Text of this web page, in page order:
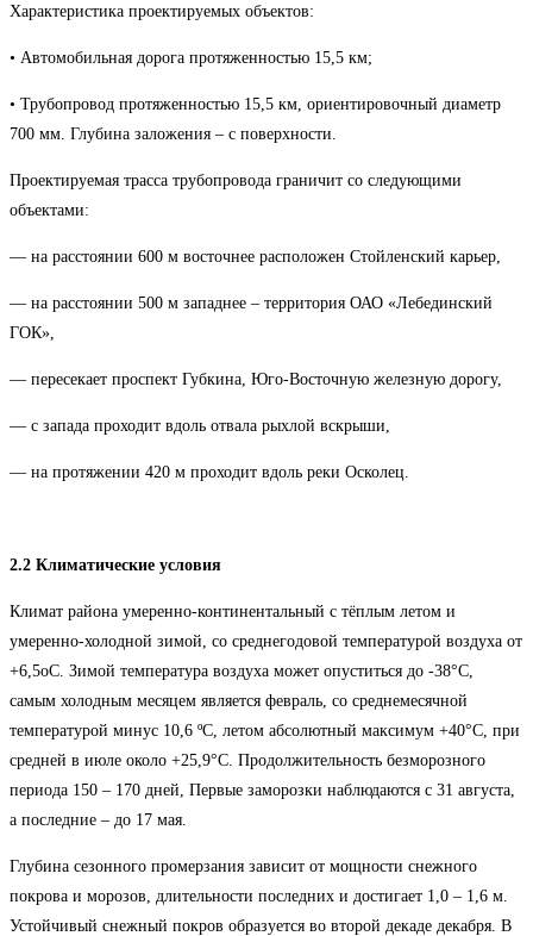
Характеристика проектируемых объектов:
• Автомобильная дорога протяженностью 15,5 км;
• Трубопровод протяженностью 15,5 км, ориентировочный диаметр
700 мм. Глубина заложения – с поверхности.
Проектируемая трасса трубопровода граничит со следующими
объектами:
— на расстоянии 600 м восточнее расположен Стойленский карьер,
— на расстоянии 500 м западнее – территория ОАО «Лебединский
ГОК»,
— пересекает проспект Губкина, Юго-Восточную железную дорогу,
— с запада проходит вдоль отвала рыхлой вскрыши,
— на протяжении 420 м проходит вдоль реки Осколец.
2.2 Климатические условия
Климат района умеренно-континентальный с тёплым летом и
умеренно-холодной зимой, со среднегодовой температурой воздуха от
+6,5оС. Зимой температура воздуха может опуститься до -38°С,
самым холодным месяцем является февраль, со среднемесячной
температурой минус 10,6 ºС, летом абсолютный максимум +40°С, при
средней в июле около +25,9°С. Продолжительность безморозного
периода 150 – 170 дней, Первые заморозки наблюдаются с 31 августа,
а последние – до 17 мая.
Глубина сезонного промерзания зависит от мощности снежного
покрова и морозов, длительности последних и достигает 1,0 – 1,6 м.
Устойчивый снежный покров образуется во второй декаде декабря. В